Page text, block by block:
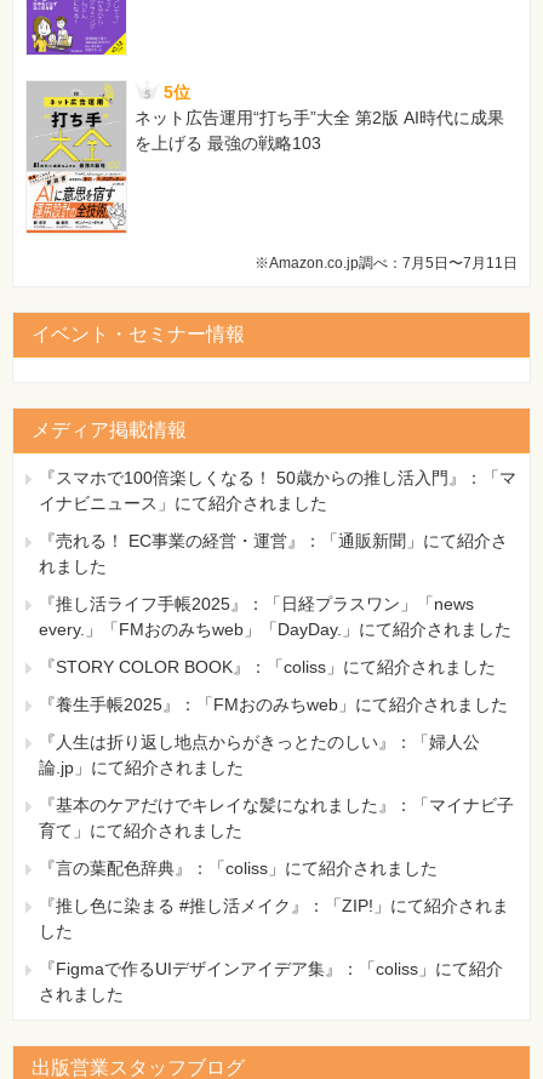
5位
ネット広告運用“打ち手”大全 第2版 AI時代に成果
を上げる 最強の戦略103
※Amazon.co.jp調べ：7月5日〜7月11日
イベント・セミナー情報
メディア掲載情報
『スマホで100倍楽しくなる！ 50歳からの推し活入門』：「マ
イナビニュース」にて紹介されました
『売れる！ EC事業の経営・運営』：「通販新聞」にて紹介さ
れました
『推し活ライフ手帳2025』：「日経プラスワン」「news
every.」「FMおのみちweb」「DayDay.」にて紹介されました
『STORY COLOR BOOK』：「coliss」にて紹介されました
『養生手帳2025』：「FMおのみちweb」にて紹介されました
『人生は折り返し地点からがきっとたのしい』：「婦人公
論.jp」にて紹介されました
『基本のケアだけでキレイな髪になれました』：「マイナビ子
育て」にて紹介されました
『言の葉配色辞典』：「coliss」にて紹介されました
『推し色に染まる #推し活メイク』：「ZIP!」にて紹介されま
した
『Figmaで作るUIデザインアイデア集』：「coliss」にて紹介
されました
出版営業スタッフブログ